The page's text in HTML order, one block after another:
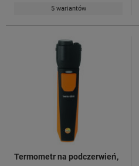
5 wariantów
Termometr na podczerwień,